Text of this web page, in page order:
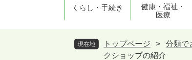
くらし・手続き
健康・福祉・
医療
現在地 トップページ > 分類で
クショップの紹介